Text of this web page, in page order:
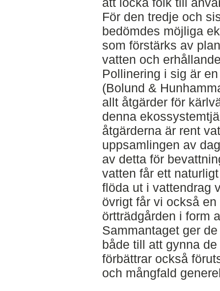
För den tredje och
bedömdes möjliga
som förstärks av
vatten och
Pollinering i sig är
(Bolund &
allt åtgärder för
denna
åtgärderna är rent
uppsamlingen av
av detta för
vatten får ett
flöda ut i vattendrag
övrigt får vi också
örtträdgården i form
Sammantaget ger
både till att gynna
förbättrar också
och mångfald